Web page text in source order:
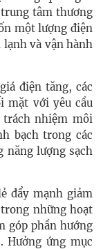
tâm thương
một lượng điện
lạnh và vận hành
điện tăng, các
mặt với yêu cầu
trách nhiệm môi
bạch trong các
năng lượng sạch
đẩy mạnh giảm
những hoạt
góp phần hướng
Hưởng ứng mục